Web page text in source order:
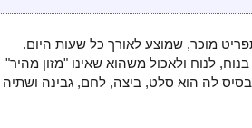
מוכר, שמוצע לאורך כל שעות היום.
לנוח ולאכול משהוא שאינו "מזון מהיר"
לה הוא סלט, ביצה, לחם, גבינה ושתיה